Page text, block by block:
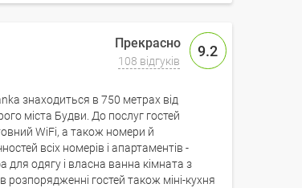
9.2
108 відгуків
знаходиться в 750 метрах від
міста Будви. До послуг гостей
WiFi, а також номери й
всіх номерів і апартаментів -
одягу і власна ванна кімната з
гостей також міні-кухня